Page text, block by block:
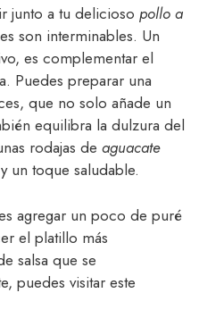
junto a tu delicioso pollo a
son interminables. Un
es complementar el
Puedes preparar una
que no solo añade un
equilibra la dulzura del
rodajas de aguacate
un toque saludable.
agregar un poco de puré
el platillo más
salsa que se
puedes visitar este